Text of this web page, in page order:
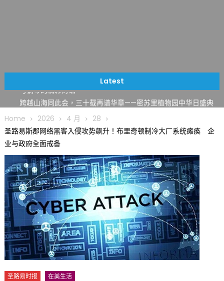
Latest
筝声与琴韵交汇：刘励(Li Statler)与钢琴家Darek演绎一场古筝
跨越山海同此会，三十载再谱华章——密苏里植物园中华日盛典
圣路易龙舟俱乐部5月16日龙舟体验日 邀请各界亲身体验划行乐
趣 + 水上竞速魅力
三十二载跨越时空的相逢
执掌密苏里植物园近四十年 致力推动全球植物多样性研究与中美
合作 Peter Raven 博士逝世 享年89岁
一晃三十年，初夏又相逢。中华日，等你来赴约 —— 密苏里植物
园“中华日三十周年特别报道（五）
筝声与琴韵交汇：刘励(Li Statler)与钢琴家Darek演绎一场古筝
与钢琴的精彩对话
Home 2026 4 月
28
圣路易斯郡网络黑客入侵攻势飙升！布里奇顿制冷大厂系统瘫痪 企
业与政府全面戒备
圣路易时报 在美生活